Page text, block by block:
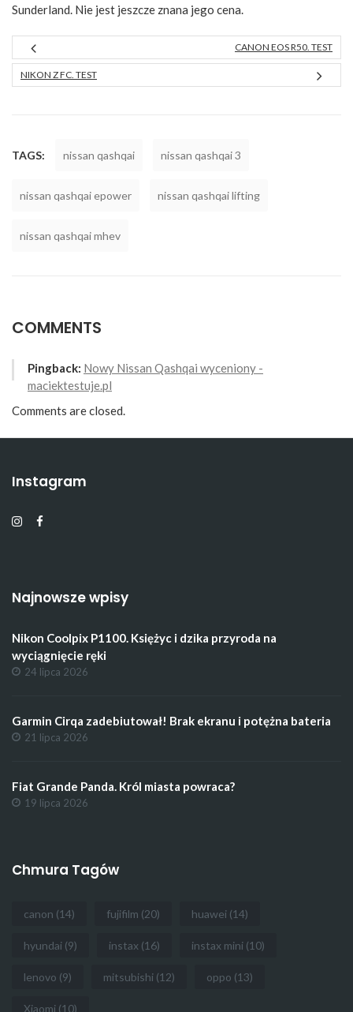
Sunderland. Nie jest jeszcze znana jego cena.
CANON EOS R50. TEST
NIKON Z FC. TEST
TAGS: nissan qashqai nissan qashqai 3
nissan qashqai epower nissan qashqai lifting
nissan qashqai mhev
COMMENTS
Pingback: Nowy Nissan Qashqai wyceniony -
maciektestuje.pl
Comments are closed.
Instagram
Najnowsze wpisy
Nikon Coolpix P1100. Księżyc i dzika przyroda na
wyciągnięcie ręki
24 lipca 2026
Garmin Cirqa zadebiutował! Brak ekranu i potężna bateria
21 lipca 2026
Fiat Grande Panda. Król miasta powraca?
19 lipca 2026
Chmura Tagów
canon (14) fujifilm (20) huawei (14)
hyundai (9) instax (16) instax mini (10)
lenovo (9) mitsubishi (12) oppo (13)
Xiaomi (10)